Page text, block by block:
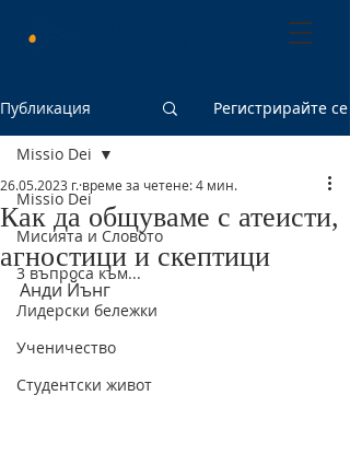
Публикация Регистрирайте се
Missio Dei
Мисията и Словото
3 въпроса към...
Лидерски бележки
Ученичество
Студентски живот
Missio Dei
Как да общуваме с атеисти,
агностици и скептици
26.05.2023 г. време за четене: 4 мин.
Анди Йънг